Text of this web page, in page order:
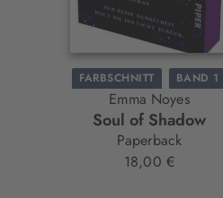
FARBSCHNITT BAND 1
Emma Noyes
Soul of Shadow
Paperback
18,00 €